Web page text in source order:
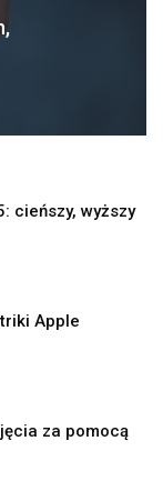
cieńszy, wyższy
Apple
za pomocą